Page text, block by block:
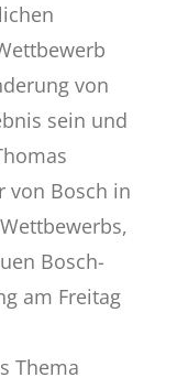
von
sein und
von Bosch in
Bosch-
am Freitag
Thema